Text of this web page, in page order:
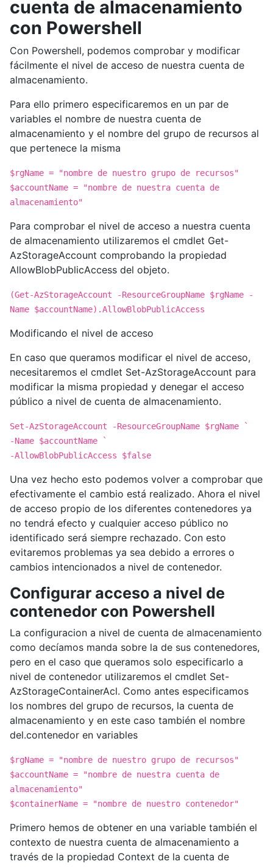
cuenta de almacenamiento
con Powershell
Con Powershell, podemos comprobar y modificar
fácilmente el nivel de acceso de nuestra cuenta de
almacenamiento.
Para ello primero especificaremos en un par de
variables el nombre de nuestra cuenta de
almacenamiento y el nombre del grupo de recursos al
que pertenece la misma
$rgName = "nombre de nuestro grupo de recursos"
$accountName = "nombre de nuestra cuenta de
almacenamiento"
Para comprobar el nivel de acceso a nuestra cuenta
de almacenamiento utilizaremos el cmdlet Get-
AzStorageAccount comprobando la propiedad
AllowBlobPublicAccess del objeto.
(Get-AzStorageAccount -ResourceGroupName $rgName -
Name $accountName).AllowBlobPublicAccess
Modificando el nivel de acceso
En caso que queramos modificar el nivel de acceso,
necesitaremos el cmdlet Set-AzStorageAccount para
modificar la misma propiedad y denegar el acceso
público a nivel de cuenta de almacenamiento.
Set-AzStorageAccount -ResourceGroupName $rgName `
-Name $accountName `
-AllowBlobPublicAccess $false
Una vez hecho esto podemos volver a comprobar que
efectivamente el cambio está realizado. Ahora el nivel
de acceso propio de los diferentes contenedores ya
no tendrá efecto y cualquier acceso público no
identificado será siempre rechazado. Con esto
evitaremos problemas ya sea debido a errores o
cambios intencionados a nivel de contenedor.
Configurar acceso a nivel de
contenedor con Powershell
La configuracion a nivel de cuenta de almacenamiento
como decíamos manda sobre la de sus contenedores,
pero en el caso que queramos solo especificarlo a
nivel de contenedor utilizaremos el cmdlet Set-
AzStorageContainerAcl. Como antes especificamos
los nombres del grupo de recursos, la cuenta de
almacenamiento y en este caso también el nombre
del.contenedor en variables
$rgName = "nombre de nuestro grupo de recursos"
$accountName = "nombre de nuestra cuenta de
almacenamiento"
$containerName = "nombre de nuestro contenedor"
Primero hemos de obtener en una variable también el
contexto de nuestra cuenta de almacenamiento a
través de la propiedad Context de la cuenta de